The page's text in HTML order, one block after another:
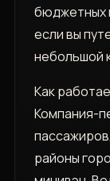
бюджетных
если вы
небольшой
Как
Компания-
районы